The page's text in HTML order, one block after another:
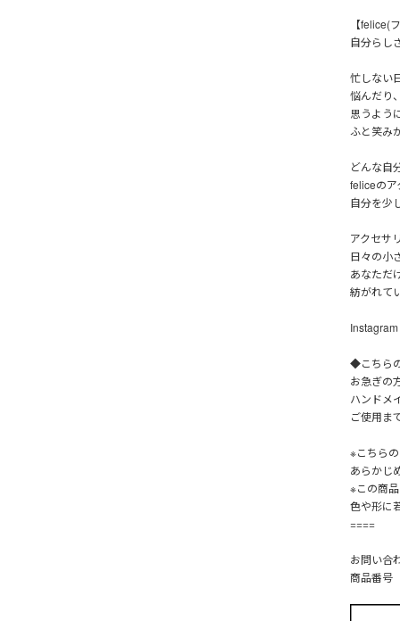
【felice(
自分らし
忙しない
悩んだり
思うよう
ふと笑み
どんな自
feliceのア
自分を少
アクセサ
日々の小
あなただ
紡がれて
Instagram
◆こちら
お急ぎの
ハンドメ
ご使用ま
※こちら
あらかじ
※この商品
色や形に
====
お問い合
商品番号